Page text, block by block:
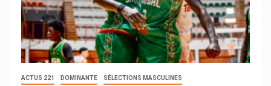
ACTUS 221 DOMINANTE
SÉLECTIONS MASCULINES